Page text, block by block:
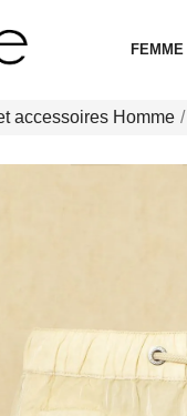
FEMME
accessoires Homme